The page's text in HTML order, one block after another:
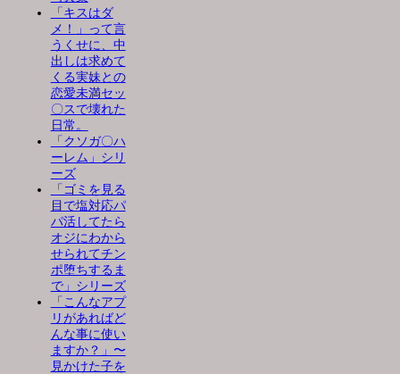
「キスはダ
メ！」って言
うくせに、中
出しは求めて
くる実妹との
恋愛未満セッ
〇スで壊れた
日常。
「クソガ〇ハ
ーレム」シリ
ーズ
「ゴミを見る
目で塩対応パ
パ活してたら
オジにわから
せられてチン
ポ堕ちするま
で」シリーズ
「こんなアプ
リがあればど
んな事に使い
ますか？」〜
見かけた子を